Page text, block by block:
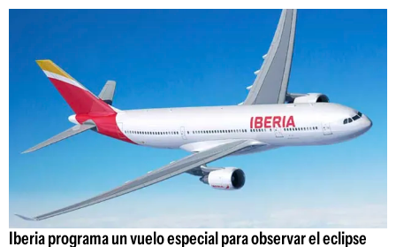
Iberia programa un vuelo especial para observar el eclipse